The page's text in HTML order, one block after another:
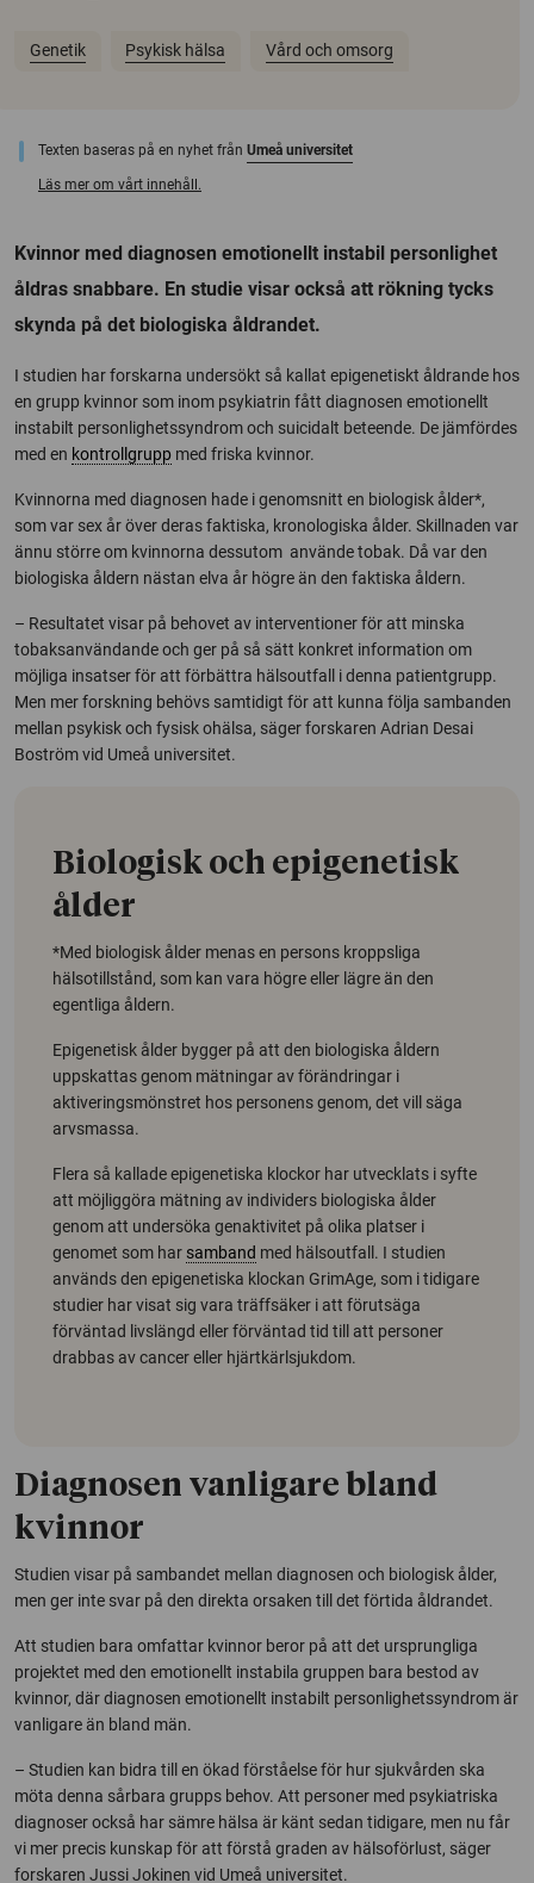
Genetik Psykisk hälsa Vård och omsorg
Texten baseras på en nyhet från Umeå universitet
Läs mer om vårt innehåll.
Kvinnor med diagnosen emotionellt instabil personlighet
åldras snabbare. En studie visar också att rökning tycks
skynda på det biologiska åldrandet.
I studien har forskarna undersökt så kallat epigenetiskt åldrande hos
en grupp kvinnor som inom psykiatrin fått diagnosen emotionellt
instabilt personlighetssyndrom och suicidalt beteende. De jämfördes
med en kontrollgrupp med friska kvinnor.
Kvinnorna med diagnosen hade i genomsnitt en biologisk ålder*,
som var sex år över deras faktiska, kronologiska ålder. Skillnaden var
ännu större om kvinnorna dessutom använde tobak. Då var den
biologiska åldern nästan elva år högre än den faktiska åldern.
– Resultatet visar på behovet av interventioner för att minska
tobaksanvändande och ger på så sätt konkret information om
möjliga insatser för att förbättra hälsoutfall i denna patientgrupp.
Men mer forskning behövs samtidigt för att kunna följa sambanden
mellan psykisk och fysisk ohälsa, säger forskaren Adrian Desai
Boström vid Umeå universitet.
Biologisk och epigenetisk
ålder
*Med biologisk ålder menas en persons kroppsliga
hälsotillstånd, som kan vara högre eller lägre än den
egentliga åldern.
Epigenetisk ålder bygger på att den biologiska åldern
uppskattas genom mätningar av förändringar i
aktiveringsmönstret hos personens genom, det vill säga
arvsmassa.
Flera så kallade epigenetiska klockor har utvecklats i syfte
att möjliggöra mätning av individers biologiska ålder
genom att undersöka genaktivitet på olika platser i
genomet som har samband med hälsoutfall. I studien
används den epigenetiska klockan GrimAge, som i tidigare
studier har visat sig vara träffsäker i att förutsäga
förväntad livslängd eller förväntad tid till att personer
drabbas av cancer eller hjärtkärlsjukdom.
Diagnosen vanligare bland
kvinnor
Studien visar på sambandet mellan diagnosen och biologisk ålder,
men ger inte svar på den direkta orsaken till det förtida åldrandet.
Att studien bara omfattar kvinnor beror på att det ursprungliga
projektet med den emotionellt instabila gruppen bara bestod av
kvinnor, där diagnosen emotionellt instabilt personlighetssyndrom är
vanligare än bland män.
– Studien kan bidra till en ökad förståelse för hur sjukvården ska
möta denna sårbara grupps behov. Att personer med psykiatriska
diagnoser också har sämre hälsa är känt sedan tidigare, men nu får
vi mer precis kunskap för att förstå graden av hälsoförlust, säger
forskaren Jussi Jokinen vid Umeå universitet.